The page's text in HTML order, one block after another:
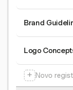
Brand
Logo
+ Novo